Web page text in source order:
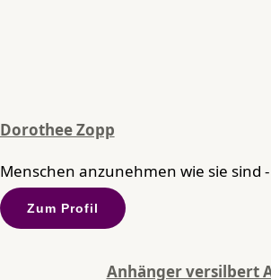
Dorothee Zopp
Menschen anzunehmen wie sie sind
Zum Profil
Anhänger versilbert